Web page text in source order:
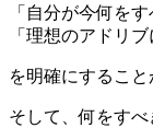
「自分が今何をす
「理想のアドリ
を明確にすること
そして、何をす